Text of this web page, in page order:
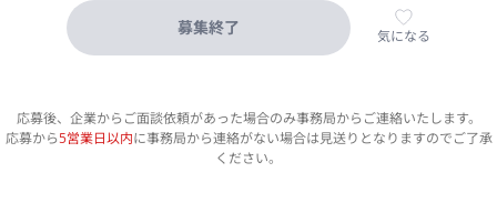
募集終了 気になる
応募後、企業からご面談依頼があった場合のみ事務局からご連絡いたします。
応募から5営業日以内に事務局から連絡がない場合は見送りとなりますのでご了承
ください。